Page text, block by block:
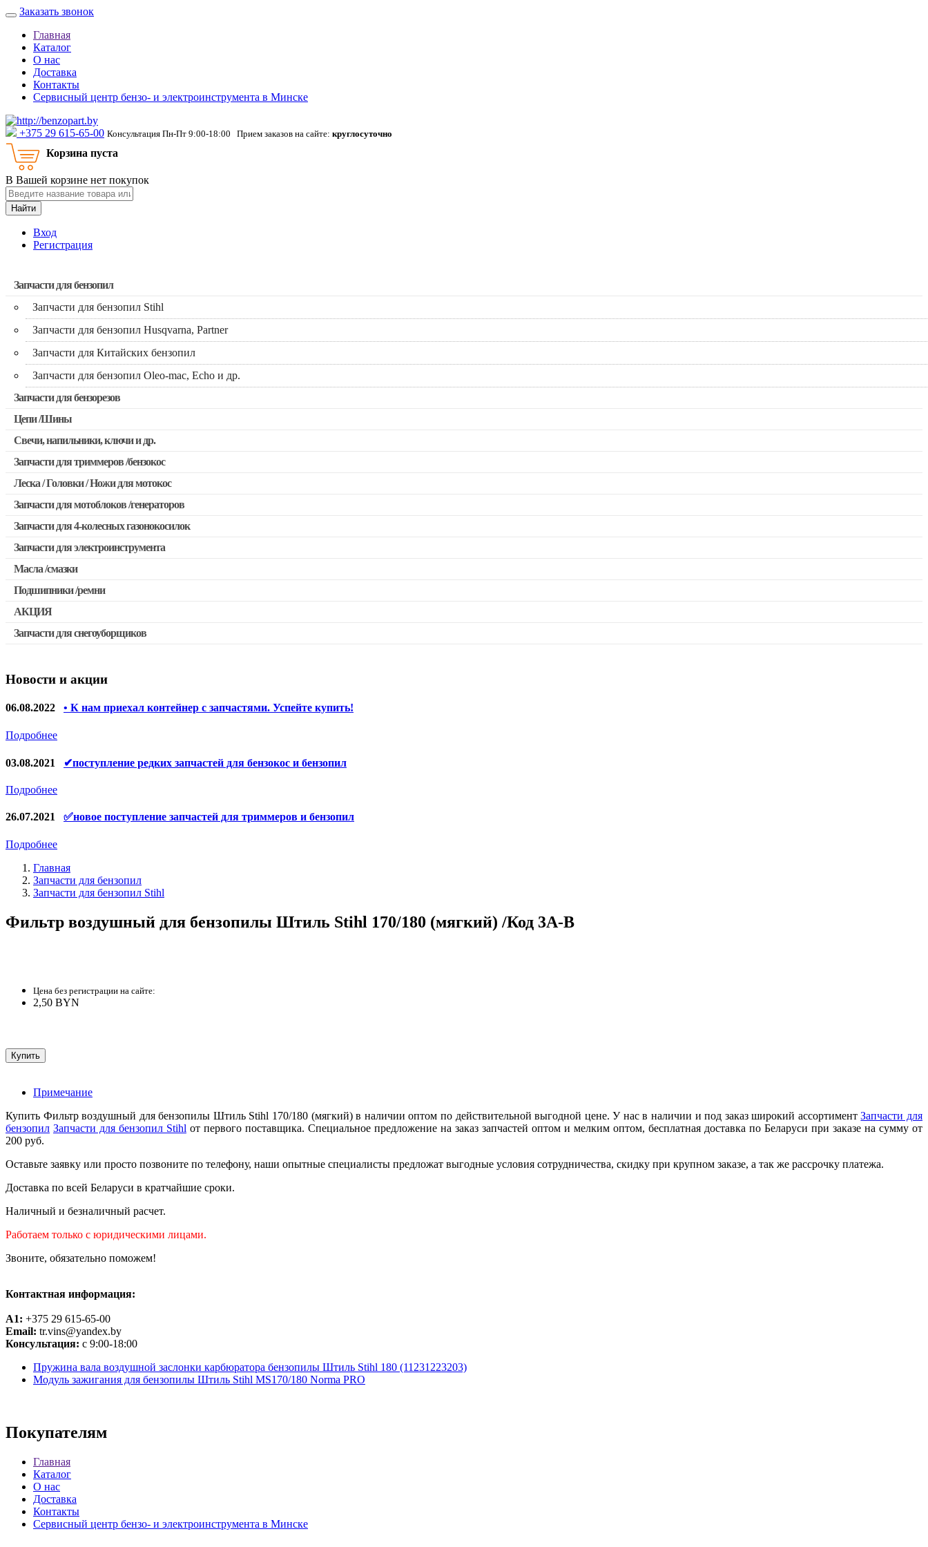
Заказать звонок
Главная
Каталог
О нас
Доставка
Контакты
Сервисный центр бензо- и электроинструмента в Минске
‎+375 29 615-65-00 Консультация Пн-Пт 9:00-18:00 Прием заказов на сайте: круглосуточно
Корзина пуста
В Вашей корзине нет покупок
Найти
Вход
Регистрация
Запчасти для бензопил
Запчасти для бензопил Stihl
Запчасти для бензопил Husqvarna, Partner
Запчасти для Китайских бензопил
Запчасти для бензопил Oleo-mac, Echo и др.
Запчасти для бензорезов
Цепи /Шины
Свечи, напильники, ключи и др.
Запчасти для триммеров /бензокос
Запчасти для Китайских триммеров
Запчасти для мотокос Stihl /Husqvarna /Oleo-mac /Echo и др.
Леска / Головки / Ножи для мотокос
Запчасти для мотоблоков /генераторов
Запчасти для 4-колесных газонокосилок
Запчасти для электроинструмента
Двигатели, редукторы для шуруповертов
Патроны для шуруповертов / перфораторов
Выключатели, переключатели
Запчасти для перфораторов и отбойных молотков
Запчасти для электроинструмента другие
Конденсаторы
Якоря, статоры
Ремни для электроинструмента
Масла /смазки
Подшипники /ремни
АКЦИЯ
Скидка 50%
Запчасти для снегоуборщиков
Новости и акции
06.08.2022 • К нам приехал контейнер с запчастями. Успейте купить!
Подробнее
03.08.2021 ✔поступление редких запчастей для бензокос и бензопил
Подробнее
26.07.2021 ✅новое поступление запчастей для триммеров и бензопил
Подробнее
Главная
Запчасти для бензопил
Запчасти для бензопил Stihl
Фильтр воздушный для бензопилы Штиль Stihl 170/180 (мягкий) /Код 3A-B
Цена без регистрации на сайте:
2,50 BYN
Примечание
Купить Фильтр воздушный для бензопилы Штиль Stihl 170/180 (мягкий) в наличии оптом по действительной выгодной цене. У нас в наличии и под заказ широкий ассортиментЗапчасти для
бензопил Запчасти для бензопил Stihl от первого поставщика. Специальное предложение на заказ запчастей оптом и мелким оптом, бесплатная доставка по Беларуси при заказе на сумму от
200 руб.
Оставьте заявку или просто позвоните по телефону, наши опытные специалисты предложат выгодные условия сотрудничества, скидку при крупном заказе, а так же рассрочку платежа.
Доставка по всей Беларуси в кратчайшие сроки.
Наличный и безналичный расчет.
Работаем только с юридическими лицами.
Звоните, обязательно поможем!
Контактная информация:
A1: +375 29 615-65-00
Email: tr.vins@yandex.by
Консультация: с 9:00-18:00
Пружина вала воздушной заслонки карбюратора бензопилы Штиль Stihl 180 (11231223203)
Модуль зажигания для бензопилы Штиль Stihl MS170/180 Norma PRO
Покупателям
Главная
Каталог
О нас
Доставка
Контакты
Сервисный центр бензо- и электроинструмента в Минске